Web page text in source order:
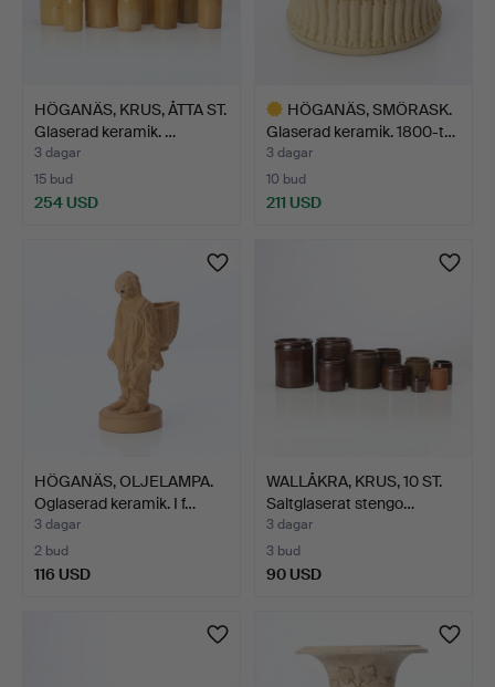
HÖGANÄS, KRUS, ÅTTA ST.
Glaserad keramik. …
3 dagar
15 bud
254 USD
HÖGANÄS, SMÖRASK.
Glaserad keramik. 1800-t…
3 dagar
10 bud
211 USD
HÖGANÄS, OLJELAMPA.
Oglaserad keramik. I f…
3 dagar
2 bud
116 USD
WALLÅKRA, KRUS, 10 ST.
Saltglaserat stengo…
3 dagar
3 bud
90 USD